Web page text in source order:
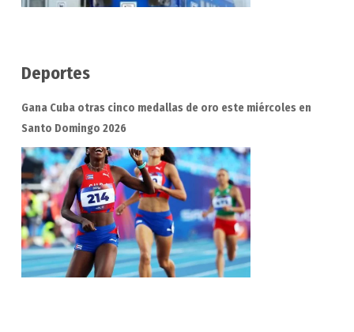
Deportes
Gana Cuba otras cinco medallas de oro este miércoles en
Santo Domingo 2026